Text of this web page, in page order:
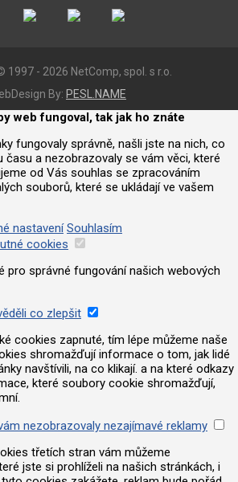
1997 - 2026 NetComp, spol. s r.o.
By: PESL.NAME
web fungoval, tak jak ho znáte
fungovaly správně, našli jste na nich, co
času a nezobrazovaly se vám věci, které
od Vás souhlas se zpracováním
souborů, které se ukládají ve vašem
nastavení Souhlasím
cookies
pro správné fungování našich webových
co zlepšit
cookies zapnuté, tím lépe můžeme naše
shromažďují informace o tom, jak lidé
navštívili, na co klikají. a na které odkazy
které soubory cookie shromažďují,
nezobrazovaly nezajímavé reklamy
třetích stran vám můžeme
jste si prohlíželi na našich stránkách, i